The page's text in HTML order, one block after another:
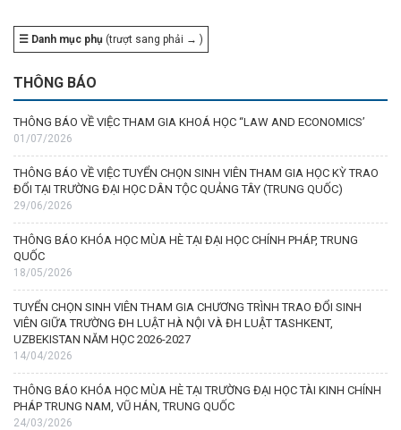
☰ Danh mục phụ (trượt sang phải → )
THÔNG BÁO
THÔNG BÁO VỀ VIỆC THAM GIA KHOÁ HỌC “LAW AND ECONOMICS’
01/07/2026
THÔNG BÁO VỀ VIỆC TUYỂN CHỌN SINH VIÊN THAM GIA HỌC KỲ TRAO
ĐỔI TẠI TRƯỜNG ĐẠI HỌC DÂN TỘC QUẢNG TÂY (TRUNG QUỐC)
29/06/2026
THÔNG BÁO KHÓA HỌC MÙA HÈ TẠI ĐẠI HỌC CHÍNH PHÁP, TRUNG
QUỐC
18/05/2026
TUYỂN CHỌN SINH VIÊN THAM GIA CHƯƠNG TRÌNH TRAO ĐỔI SINH
VIÊN GIỮA TRƯỜNG ĐH LUẬT HÀ NỘI VÀ ĐH LUẬT TASHKENT,
UZBEKISTAN NĂM HỌC 2026-2027
14/04/2026
THÔNG BÁO KHÓA HỌC MÙA HÈ TẠI TRƯỜNG ĐẠI HỌC TÀI KINH CHÍNH
PHÁP TRUNG NAM, VŨ HÁN, TRUNG QUỐC
24/03/2026